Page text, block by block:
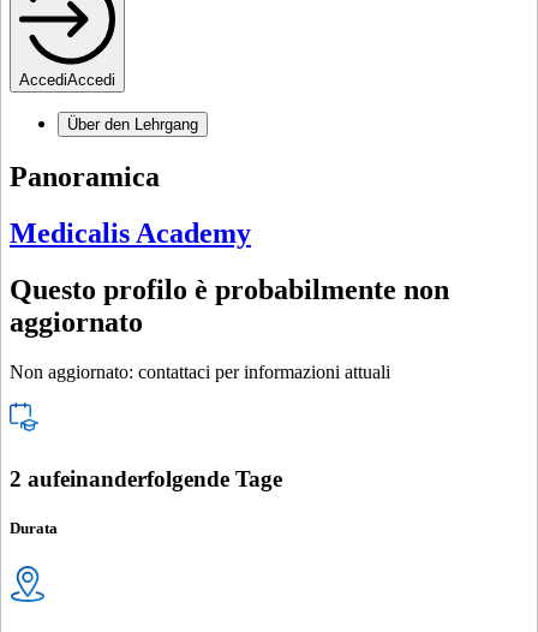
AccediAccedi
Über den Lehrgang
Panoramica
Medicalis Academy
Questo profilo è probabilmente non
aggiornato
Non aggiornato: contattaci per informazioni attuali
2 aufeinanderfolgende Tage
Durata